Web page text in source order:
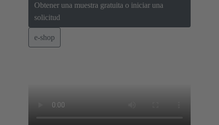
Obtener una muestra gratuita o iniciar una
solicitud
e-shop